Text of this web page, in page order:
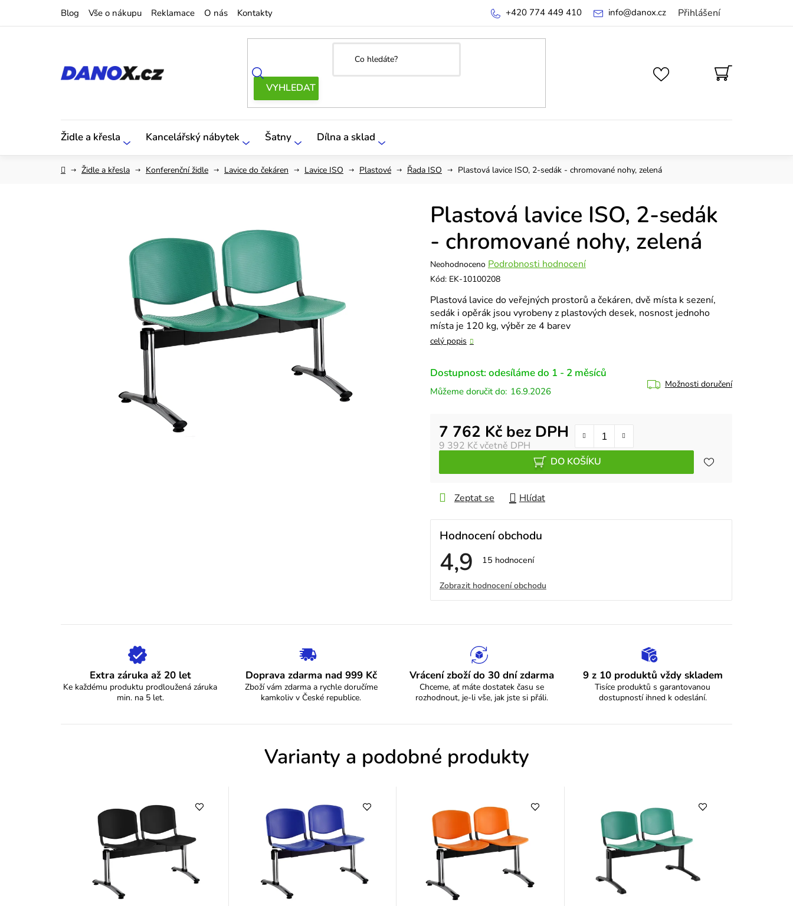
Blog Vše o nákupu Reklamace O nás Kontakty Přihlášení
info@danox.cz
+420 774 449 410
NÁKUPNÍ
KOŠÍK
Židle a křesla Kancelářský nábytek Šatny Dílna a sklad
DomůŽidle a křesla Konferenční židle Lavice do čekáren Lavice ISO Plastové Řada ISO Plastová lavice ISO, 2-sedák - chromované nohy, zelená
Plastová lavice ISO, 2-sedák
- chromované nohy, zelená
Průměrné
hodnocení
je
0,0
z
5
Neohodnoceno Podrobnosti hodnocení
Kód: EK-10100208
Plastová lavice do veřejných prostorů a čekáren, dvě místa k sezení,
sedák i opěrák jsou vyrobeny z plastových desek, nosnost jednoho
místa je 120 kg, výběr ze 4 barev
celý popis
Dostupnost: odesíláme do 1 - 2 měsíců
16.9.2026
Možnosti doručení
9 392 Kčvčetně DPH
7 762 Kč bez DPH
Měrná cena:
DO KOŠÍKU
Zeptat se Hlídat
Hodnocení obchodu
4,9 Průměrné
obchodu
je
4,9
hvězdiček.
15 hodnocení
V
ý
p
s
h
o
d
n
c
e
n
í
Zobrazit hodnocení obchodu
Extra záruka až 20 let
Ke každému produktu prodloužená záruka
min. na 5 let.
Doprava zdarma nad 999 Kč
Zboží vám zdarma a rychle doručíme
kamkoliv v České republice.
Vrácení zboží do 30 dní zdarma
Chceme, ať máte dostatek času se
rozhodnout, je-li vše, jak jste si přáli.
9 z 10 produktů vždy skladem
Tisíce produktů s garantovanou
dostupností ihned k odeslání.
Varianty a podobné produkty